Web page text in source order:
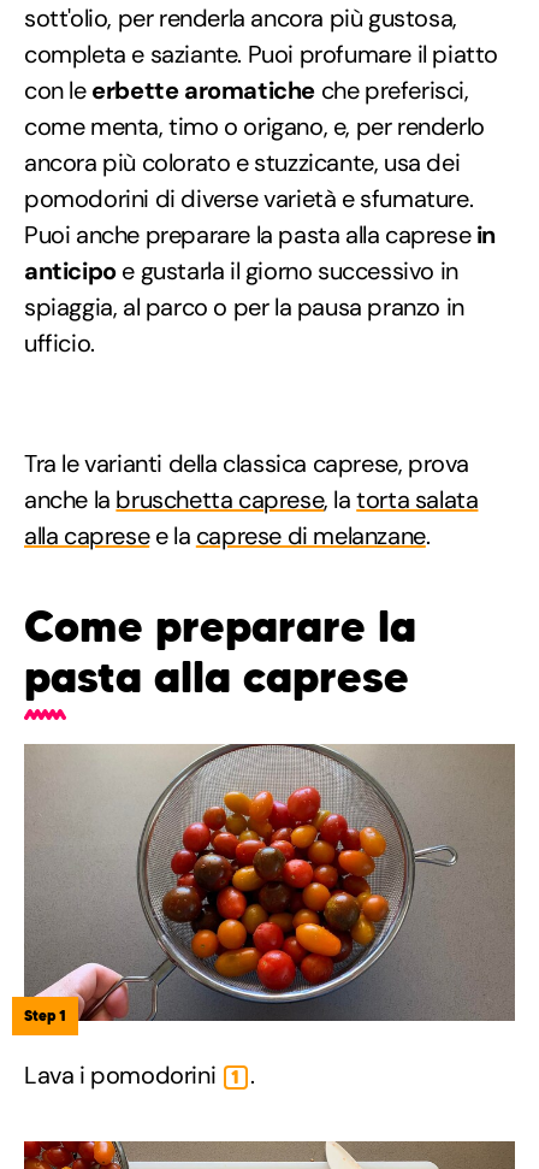
sott'olio, per renderla ancora più gustosa,
completa e saziante. Puoi profumare il piatto
con leerbette aromatiche che preferisci,
come menta, timo o origano, e, per renderlo
ancora più colorato e stuzzicante, usa dei
pomodorini di diverse varietà e sfumature.
Puoi anche preparare la pasta alla capresein
anticipoe gustarla il giorno successivo in
spiaggia, al parco o per la pausa pranzo in
ufficio.
Tra le varianti della classica caprese, prova
anche la bruschetta caprese, latorta salata
alla capresee la caprese di melanzane.
Come preparare la
pasta alla caprese
Step 1
Lava i pomodorini 1 .